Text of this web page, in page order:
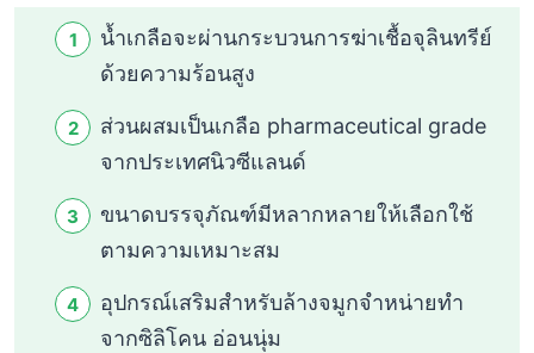
น้ำเกลือจะผ่านกระบวนการฆ่าเชื้อจุลินทรีย์
ด้วยความร้อนสูง
ส่วนผสมเป็นเกลือ pharmaceutical grade
จากประเทศนิวซีแลนด์
ขนาดบรรจุภัณฑ์มีหลากหลายให้เลือกใช้
ตามความเหมาะสม
อุปกรณ์เสริมสำหรับล้างจมูกจำหน่ายทำ
จากซิลิโคน อ่อนนุ่ม